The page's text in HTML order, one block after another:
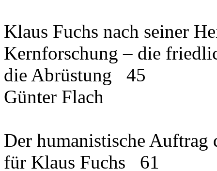
Klaus Fuchs nach seiner
Kernforschung – die
die Abrüstung 45
Günter Flach
Der humanistische Auftrag
für Klaus Fuchs 61